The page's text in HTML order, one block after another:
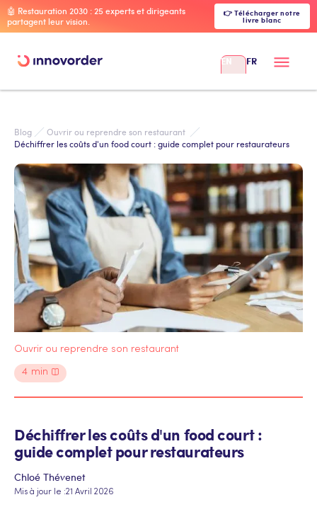
🤖 Restauration 2030 : 25 experts et dirigeants
partagent leur vision.
👉 Télécharger notre
livre blanc
EN FR
Blog
Ouvrir ou reprendre son restaurant
Déchiffrer les coûts d'un food court : guide complet pour restaurateurs
Ouvrir ou reprendre son restaurant
4 min
Déchiffrer les coûts d'un food court :
guide complet pour restaurateurs
Chloé Thévenet
Mis à jour le :21 Avril 2026